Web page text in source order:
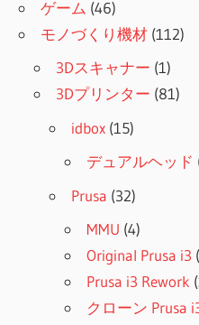
ゲーム (46)
モノづくり機材 (112)
3Dスキャナー (1)
3Dプリンター (81)
idbox (15)
デュアルヘッド
Prusa (32)
MMU (4)
Original Prusa i3
Prusa i3 Rework
クローン Prusa